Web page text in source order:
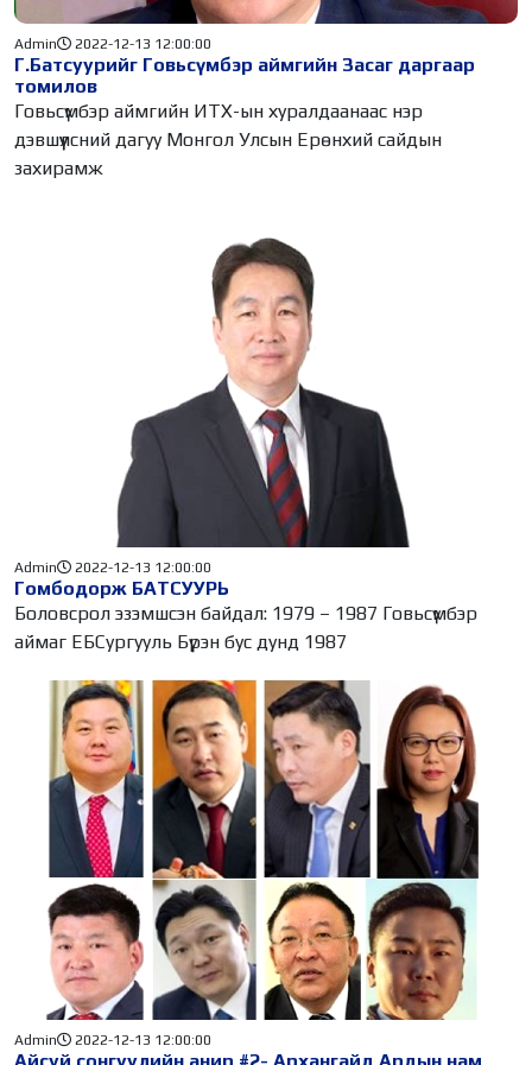
Г.Батсуурийг Говьсүмбэр аймгийн Засаг даргаар
томилов
Admin 2022-12-13 12:00:00
Говьсүмбэр аймгийн ИТХ-ын хуралдаанаас нэр
дэвшүүлсний дагуу Монгол Улсын Ерөнхий сайдын
захирамж
Гомбодорж БАТСУУРЬ
Admin 2022-12-13 12:00:00
Боловсрол эзэмшсэн байдал: 1979 – 1987 Говьсүмбэр
аймаг ЕБСургууль Бүрэн бус дунд 1987
Admin 2022-12-13 12:00:00